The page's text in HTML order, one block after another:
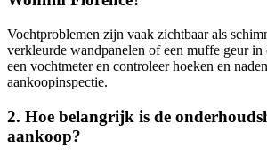
Vochtproblemen zijn vaak zichtbaar als
verkleurde wandpanelen of een muffe geur
een vochtmeter en controleer hoeken en
aankoopinspectie.
2. Hoe belangrijk is de
aankoop?